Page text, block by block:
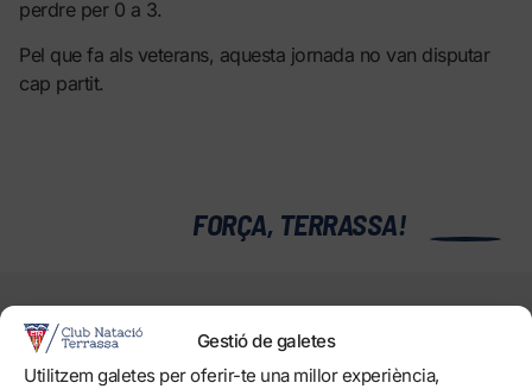
Gestió de galetes
Utilitzem galetes per oferir-te una millor experiència,
perdre per 0 a 3.
Pel que fa als veterans, aquesta jornada no van disputar
cap partit.
FORÇA, TERRASSA!
EL CLUB
Història
Òrgans